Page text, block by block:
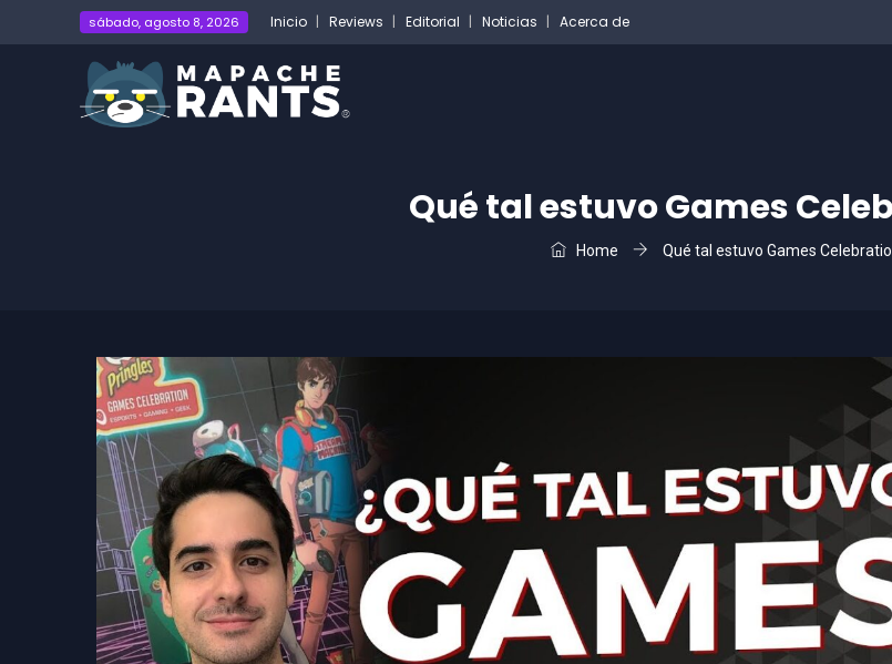
sábado, agosto 8, 2026 Inicio Reviews Editorial Noticias Acerca de
Qué tal estuvo Games
Home Qué tal estuvo Games